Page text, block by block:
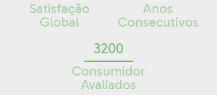
Satisfação
Global
Anos
Consecutivos
3200
Consumidor
Avaliados